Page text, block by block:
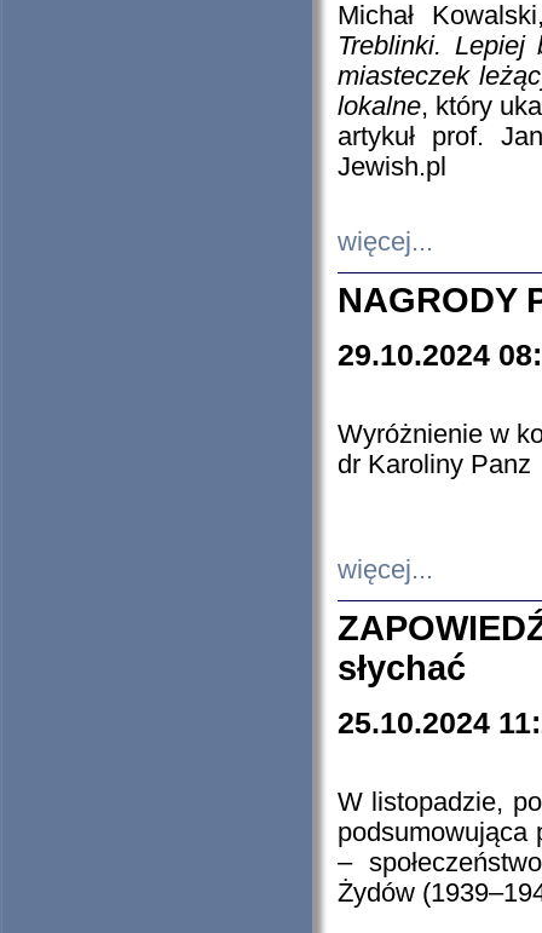
Michał
Treblinki. Lepiej
miasteczek
lokalne, który
artykuł prof.
Jewish.pl
więcej...
NAGRODY
29.10.2024
Wyróżnienie w
dr Karoliny Panz
więcej...
słychać
25.10.2024
W listopadzie,
podsumowująca
–
Żydów